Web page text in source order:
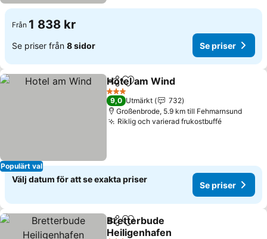
Från 1 838 kr
Se priser från 8 sidor Se priser
Populärt val
Dela Lägg till i Mina Favoriter
Hotel am Wind
3 Stjärnor
9,0 Utmärkt
732
Großenbrode, 5.9 km till Fehmarnsund
Riklig och varierad frukostbuffé
Välj datum för att se exakta priser
Se priser
Dela Lägg till i Mina Favoriter
Bretterbude
Heiligenhafen